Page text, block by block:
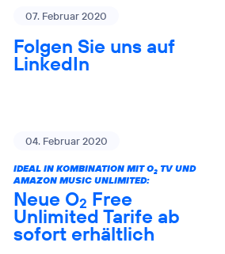
07. Februar 2020
Folgen Sie uns auf
LinkedIn
04. Februar 2020
IDEAL IN KOMBINATION MIT O2TV UND
AMAZON MUSIC UNLIMITED:
Neue O2 Free
Unlimited Tarife ab
sofort erhältlich